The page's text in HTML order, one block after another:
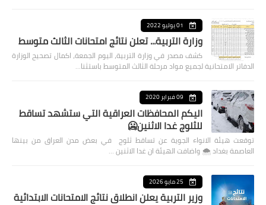
01 يوليو 2022
وزارة التربية... تعلن نتائج امتحانات الثالث متوسط
كشف مصدر في وزارة التربية، اليوم الجمعة، اكمال تصحيح الوزارة
الدفاتر الامتحانية لجميع مواد مرحلة الثالث المتوسط باستثنا…
09 فبراير 2020
اليكم المحافظات العراقية التي ستشهد تساقط
للثلوج غدا الاثنين🥶
توقعت هيئة الانواء الجوية عن تساقط ثلوج في بعض مدن العراق من بينها
العاصمة بغداد ⁦🌨️⁩ واضافت الهيئة ان غدا الاثنين …
25 مايو 2026
وزير التربية يعلن انطلاق نتائج الامتحانات الابتدائية